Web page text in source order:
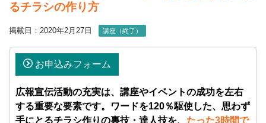
るチラシの作り方
掲載日：2020年2月27日 講座（終了）
お申込みフォーム
広報宣伝活動の充実は、講座やイベントの成功を左右
する重要な要素です。ワードを120％駆使した、思わず
手にとるチラシ作りの裏技・達人技を、 たった3時間で